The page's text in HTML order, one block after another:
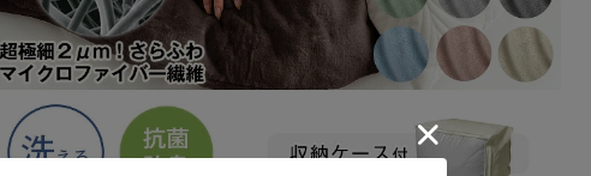
>>タンスのゲンが返信しました
この度はタンスのゲンをご利用いただき、誠にありがとうご
ざいます。
掛け布団の品質にご満足いただけたご様子で、うれしく思い
ます。
ご購入いただきました商品で快適にお休みいただけますと幸